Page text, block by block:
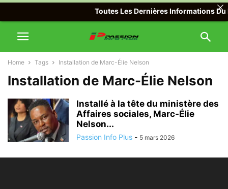
Home Tags Installation de Marc-Élie Nelson
Installation de Marc-Élie Nelson
Installé à la tête du ministère des
Affaires sociales, Marc-Élie
Nelson...
Passion Info Plus - 5 mars 2026
Toutes Les Dernières Informations